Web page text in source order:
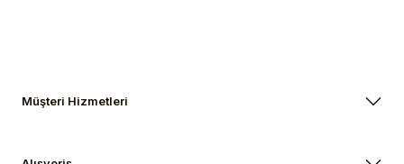
Müşteri Hizmetleri